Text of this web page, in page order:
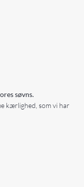
søvns.
kærlighed, som vi har